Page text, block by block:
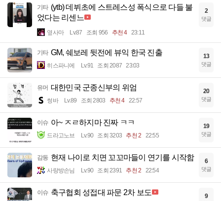
기타 (ytb) 데뷔초에 스트레스성 폭식으로 다들 불
었다는 리센느
옆사마 Lv.87 조회 956 추천 4 23:11
2
댓글
기타 GM, 쉐보레 뒷전에 뷰익 한국 진출
히스파니에 Lv.91 조회 2087 23:03
13
댓글
유머 대한민국 군종신부의 위엄
썽바 Lv.89 조회 2803 추천 4 22:57
20
댓글
이슈 아~ ㅈㄹ하지마 진짜 ㅋㅋ
드라고노브 Lv.90 조회 3203 추천 2 22:55
19
댓글
감동 현재 나이로 치면 꼬꼬마들이 연기를 시작함
사랑방손님 Lv.90 조회 2391 추천 2 22:54
6
댓글
이슈 축구협회 성접대 파문 2차 보도 9